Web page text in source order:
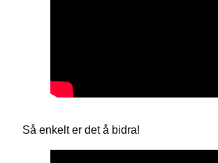
Så enkelt er det å bidra!